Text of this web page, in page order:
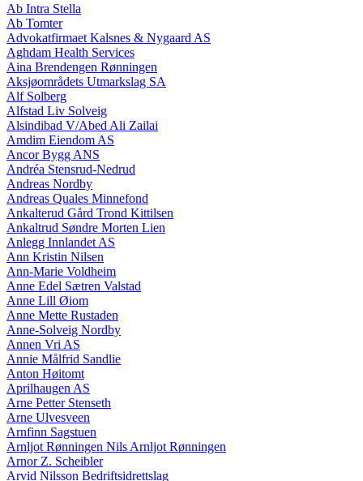
Ab Intra Stella
Ab Tomter
Advokatfirmaet Kalsnes & Nygaard AS
Aghdam Health Services
Aina Brendengen Rønningen
Aksjøområdets Utmarkslag SA
Alf Solberg
Alfstad Liv Solveig
Alsindibad V/Abed Ali Zailai
Amdim Eiendom AS
Ancor Bygg ANS
Andréa Stensrud-Nedrud
Andreas Nordby
Andreas Quales Minnefond
Ankalterud Gård Trond Kittilsen
Ankaltrud Søndre Morten Lien
Anlegg Innlandet AS
Ann Kristin Nilsen
Ann-Marie Voldheim
Anne Edel Sætren Valstad
Anne Lill Øiom
Anne Mette Rustaden
Anne-Solveig Nordby
Annen Vri AS
Annie Målfrid Sandlie
Anton Høitomt
Aprilhaugen AS
Arne Petter Stenseth
Arne Ulvesveen
Arnfinn Sagstuen
Arnljot Rønningen Nils Arnljot Rønningen
Arnor Z. Scheibler
Arvid Nilsson Bedriftsidrettslag